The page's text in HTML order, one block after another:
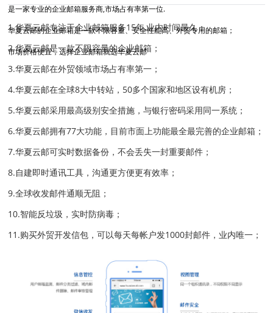
是一家专业的企业邮箱服务商,市场占有率第一位.
华夏云邮的企业邮箱是一款不限容量、安全性能高、外贸专用的邮箱；
市场价格便宜，选择企业邮箱就选华夏云邮
1.华夏云邮专注于企业邮箱服务15年,业内时间最久；
2.华夏云邮是一款不限容量的企业邮箱；
3.华夏云邮在外贸领域市场占有率第一；
4.华夏云邮在全球8大中转站，50多个国家和地区设有机房；
5.华夏云邮采用最高级别安全措施，与银行密码采用同一系统；
6.华夏云邮拥有77大功能，目前市面上功能最全最完善的企业邮箱；
7.华夏云邮可实时数据备份，不会丢失一封重要邮件；
8.自建即时通讯工具，沟通更方便更有效率；
9.全球收发邮件通顺无阻；
10.智能反垃圾，实时防病毒；
11.购买外贸开发信包，可以每天每帐户发1000封邮件，业内唯一；